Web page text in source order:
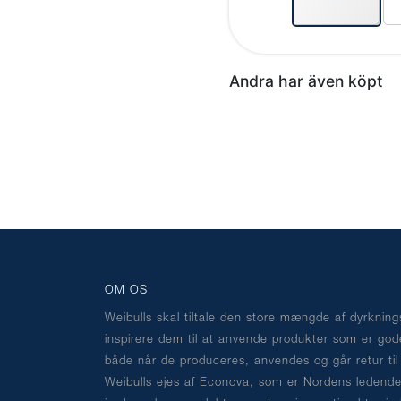
Andra har även köpt
OM OS
Weibulls skal tiltale den store mængde af
inspirere dem til at anvende produkter som er
både når de produceres, anvendes og går retur til
Weibulls ejes af Econova, som er Nordens